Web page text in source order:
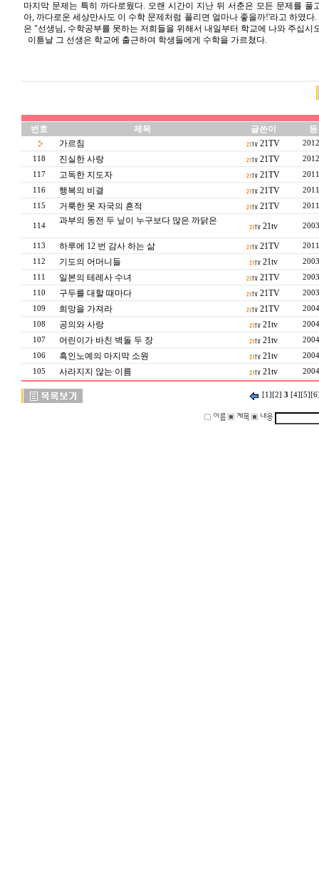
마지막 문제는 특히 까다로웠다. 오랜 시간이 지난 뒤 서춘은 모든 문제를 풀
아, 까다로운 세상만사도 이 수학 문제처럼 풀리면 얼마나 좋을까!'라고 하였다
은 "선생님, 수학공부를 못하는 저희들을 위해서 내일부터 학교에 나와 주십시
이튿날 그 선생은 학교에 출근하여 학생들에게 수학을 가르쳤다.
번호 제목 글쓴이
가르침
21TV
118
진실한 사랑 21TV
117
고독한 지도자 21TV
116
행복의 비결 21TV
115
거룩한 못 자국의 흔적 21TV
114
과부의 동전 두 닢이 누구보다 많은 까닭은
21tv
113 하루에 12 번 감사 하는 삶 21TV
112
기도의 어머니들 21tv
111
일본의 테레사 수녀 21TV
110
구두를 대할 때마다 21TV
109
희망을 가져라 21TV
108
공의와 사랑 21tv
107
어린이가 바친 벽돌 두 장 21tv
106
흑인노예의 마지막 소원 21tv
105
사라지지 않는 이름 21tv
[1] [2] 3 [4] [5]